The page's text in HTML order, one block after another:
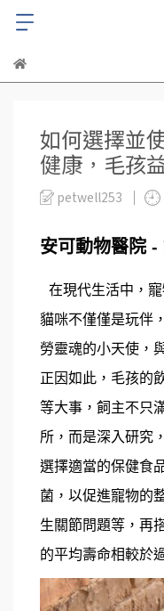
如何選擇並
健康，毛孩
petwell253
安可動物醫院 -
在現代生活中，
貓咪不僅僅是玩伴
勞靈魂的小天使，
正因如此，毛孩的
等大事，飼主不只
所，而是深入研究
選擇適當的保健食
菌，以促進寵物的
生關節問題等，再
的平均壽命相較於